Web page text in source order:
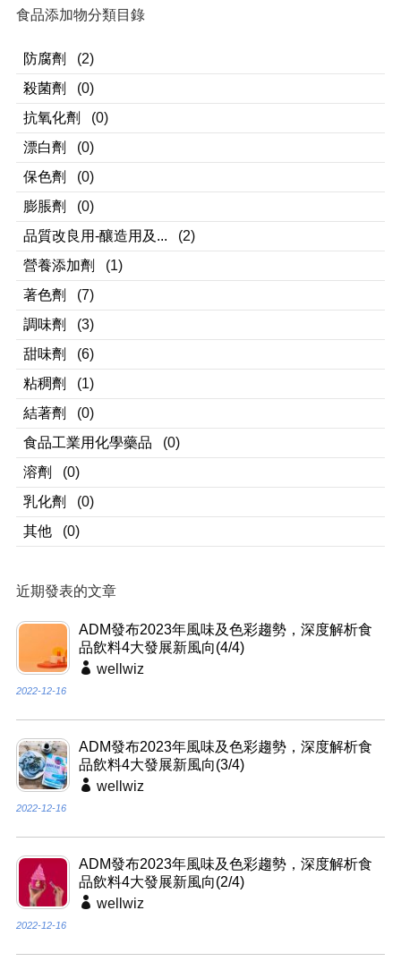
食品添加物分類目錄
防腐劑
(2)
殺菌劑
(0)
抗氧化劑
(0)
漂白劑
(0)
保色劑
(0)
膨脹劑
(0)
品質改良用-釀造用及...
(2)
營養添加劑
(1)
著色劑
(7)
調味劑
(3)
甜味劑
(6)
粘稠劑
(1)
結著劑
(0)
食品工業用化學藥品
(0)
溶劑
(0)
乳化劑
(0)
其他
(0)
近期發表的文章
ADM發布2023年風味及色彩趨勢，深度解析食
品飲料4大發展新風向(4/4)
wellwiz
2022-12-16
ADM發布2023年風味及色彩趨勢，深度解析食
品飲料4大發展新風向(3/4)
wellwiz
2022-12-16
ADM發布2023年風味及色彩趨勢，深度解析食
品飲料4大發展新風向(2/4)
wellwiz
2022-12-16